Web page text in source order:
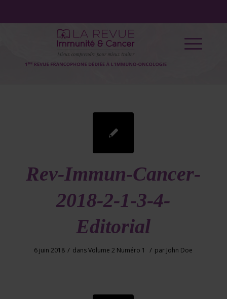
Rev-Immun-Cancer-
2018-2-1-3-4-
Editorial
6 juin 2018 / dansVolume 2 Numéro 1 / par John Doe